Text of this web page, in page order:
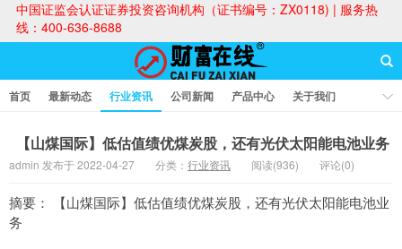
中国证监会认证证券投资咨询机构（证书编号：ZX0118) | 服务热
线：400-636-8688
首页 最新动态 行业资讯 公司新闻 产品中心
关于我们
【山煤国际】低估值绩优煤炭股，还有光伏太阳能电池业务
admin 发布于 2022-04-27 分类： 行业资讯 阅读(936) 评论(0)
摘要： 【山煤国际】低估值绩优煤炭股，还有光伏太阳能电池业
务